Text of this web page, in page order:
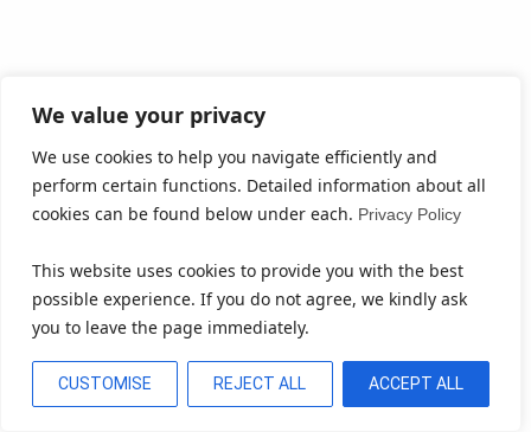
We value your privacy
We use cookies to help you navigate efficiently and
perform certain functions. Detailed information about all
cookies can be found below under each. Privacy Policy
This website uses cookies to provide you with the best
possible experience. If you do not agree, we kindly ask
you to leave the page immediately.
CUSTOMISE REJECT ALL ACCEPT ALL